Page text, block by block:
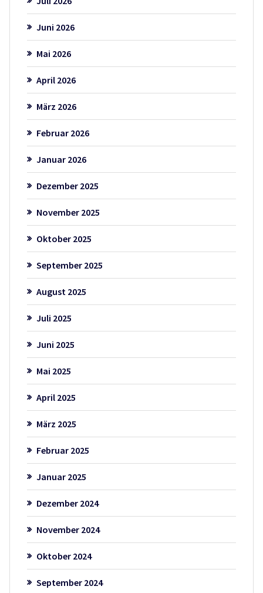
Juni 2026
Mai 2026
April 2026
März 2026
Februar 2026
Januar 2026
Dezember 2025
November 2025
Oktober 2025
September 2025
August 2025
Juli 2025
Juni 2025
Mai 2025
April 2025
März 2025
Februar 2025
Januar 2025
Dezember 2024
November 2024
Oktober 2024
September 2024